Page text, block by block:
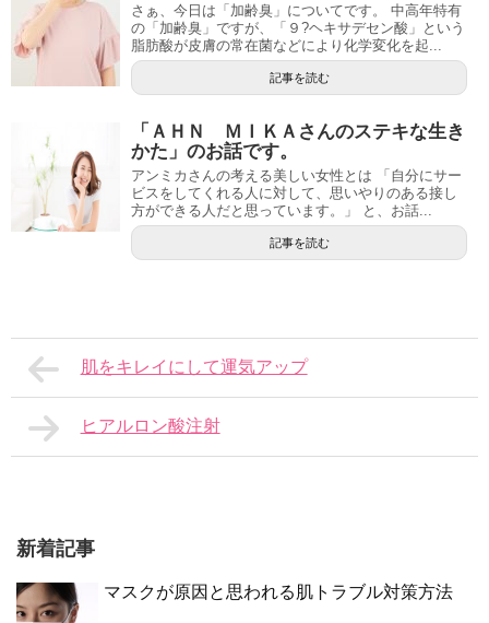
さぁ、今日は「加齢臭」についてです。 中高年特有
の「加齢臭」ですが、「９?ヘキサデセン酸」という
脂肪酸が皮膚の常在菌などにより化学変化を起...
記事を読む
「ＡＨＮ ＭＩＫＡさんのステキな生き
かた」のお話です。
アンミカさんの考える美しい女性とは 「自分にサー
ビスをしてくれる人に対して、思いやりのある接し
方ができる人だと思っています。」 と、お話...
記事を読む
肌をキレイにして運気アップ
ヒアルロン酸注射
新着記事
マスクが原因と思われる肌トラブル対策方法